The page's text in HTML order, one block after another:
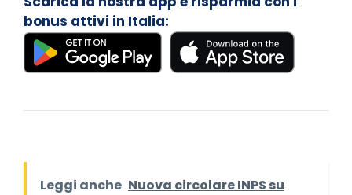
bonus attivi in Italia:
Leggi anche Nuova circolare INPS su